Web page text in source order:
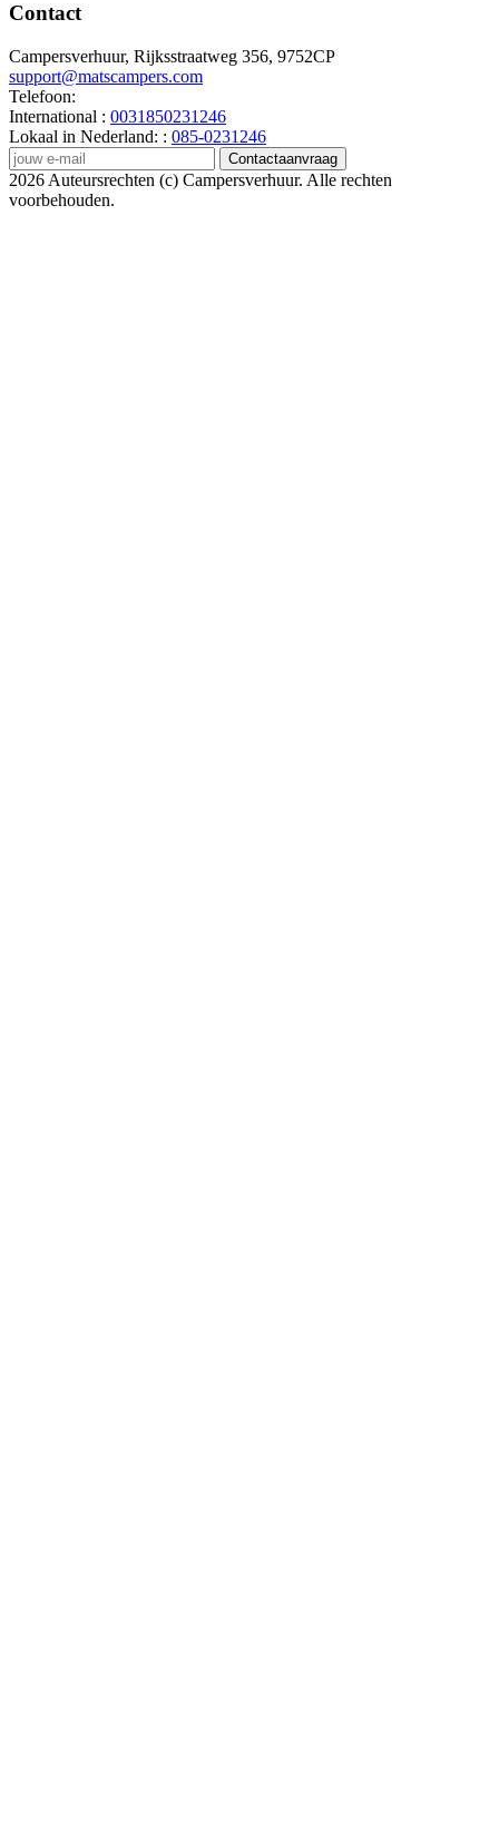
Contact
Campersverhuur, Rijksstraatweg 356, 9752CP
support@matscampers.com
Telefoon:
International : 0031850231246
Lokaal in Nederland: : 085-0231246
Contactaanvraag
2026 Auteursrechten (c) Campersverhuur. Alle rechten
voorbehouden.